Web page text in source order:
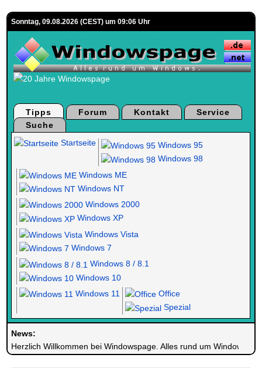
Sonntag, 09.08.2026 (CEST) um 09:06 Uhr
Tipps Forum Kontakt
Service
Suche
Startseite
Windows 95
Windows 98
Windows ME
Windows NT
Windows 2000
Windows XP
Windows Vista
Windows 7
Windows 8 / 8.1
Windows 10
Windows 11
Office
Spezial
News:
Herzlich Willkommen bei Windowspage. Alles rund um Windows.